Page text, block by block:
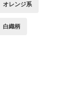
オレンジ系
白織柄